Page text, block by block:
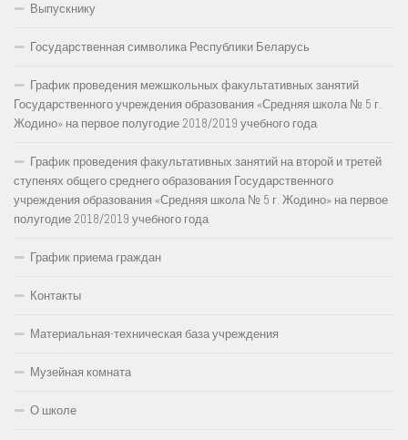
Выпускнику
Государственная символика Республики Беларусь
График проведения межшкольных факультативных занятий
Государственного учреждения образования «Средняя школа № 5 г.
Жодино» на первое полугодие 2018/2019 учебного года
График проведения факультативных занятий на второй и третей
ступенях общего среднего образования Государственного
учреждения образования «Средняя школа № 5 г. Жодино» на первое
полугодие 2018/2019 учебного года
График приема граждан
Контакты
Материальная-техническая база учреждения
Музейная комната
О школе